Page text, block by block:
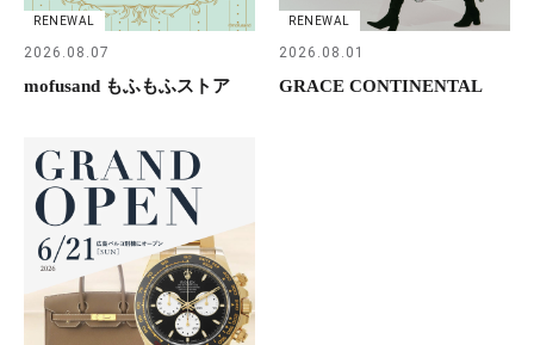
RENEWAL
2026.08.07
mofusand もふもふストア
RENEWAL
2026.08.01
GRACE CONTINENTAL